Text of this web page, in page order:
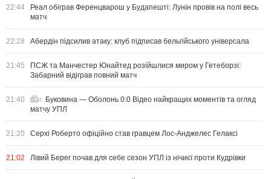
22:44
Реал обіграв Ференцварош у Будапешті: Лунін провів на полі весь
матч
22:28 Абердін підсилив атаку: клуб підписав бельгійського універсала
21:45
ПСЖ та Манчестер Юнайтед розійшлися миром у Гетеборзі:
Забарний відіграв повний матч
21:40
Буковина — Оболонь 0:0 Відео найкращих моментів та огляд
матчу УПЛ
21:20 Серхі Роберто офіційно став гравцем Лос-Анджелес Гелаксі
21:02 Лівий Берег почав для себе сезон УПЛ із нічиєї проти Кудрівки